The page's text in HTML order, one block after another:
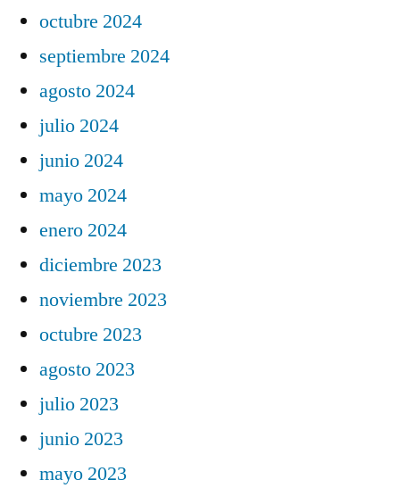
octubre 2024
septiembre 2024
agosto 2024
julio 2024
junio 2024
mayo 2024
enero 2024
diciembre 2023
noviembre 2023
octubre 2023
agosto 2023
julio 2023
junio 2023
mayo 2023